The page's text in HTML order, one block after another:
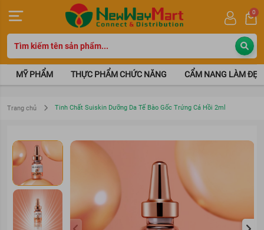
0
MỸ PHẨM THỰC PHẨM CHỨC NĂNG CẨM NANG LÀM ĐẸP
Trang chủ Tinh Chất Suiskin Dưỡng Da Tế Bào Gốc Trứng Cá Hồi 2ml